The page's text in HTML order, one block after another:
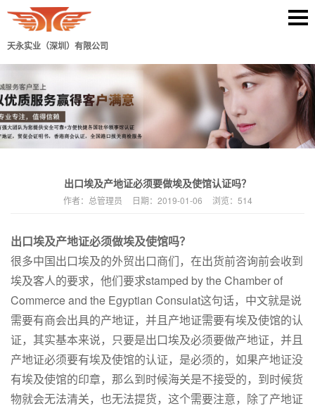
天永实业（深圳）有限公司
出口埃及产地证必须要做埃及使馆认证吗？
作者： 总管理员 日期： 2019-01-06 浏览： 514
出口埃及产地证必须做埃及使馆吗？
很多中国出口埃及的外贸出口商们，在出货前咨询前会收到
埃及客人的要求，他们要求stamped by the Chamber of
Commerce and the Egyptian Consulat这句话，中文就是说
需要有商会出具的产地证，并且产地证需要有埃及使馆的认
证，其实基本来说，只要是出口埃及必须要做产地证，并且
产地证必须要有埃及使馆的认证，是必须的，如果产地证没
有埃及使馆的印章，那么到时候海关是不接受的，到时候货
物就会无法清关，也无法提货，这个需要注意，除了产地证